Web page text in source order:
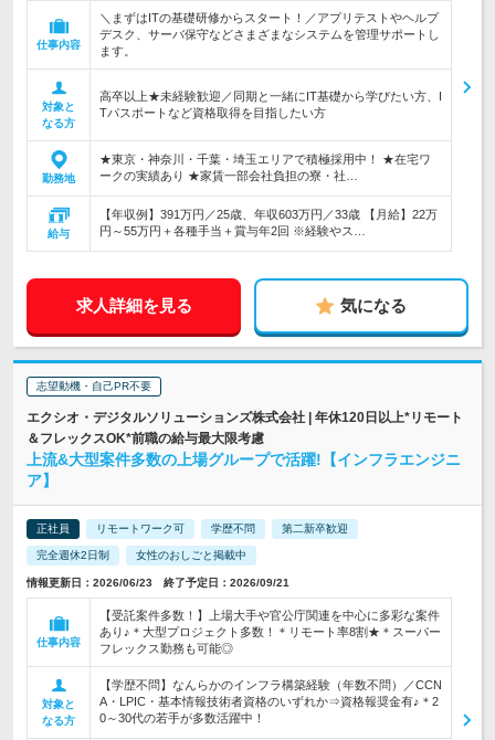
仕事内容
＼まずはITの基礎研修からスタート！／アプリテストやヘルプ
デスク、サーバ保守などさまざまなシステムを管理サポートし
ます。
対象と
なる方
高卒以上★未経験歓迎／同期と一緒にIT基礎から学びたい方、I
Tパスポートなど資格取得を目指したい方
勤務地
★東京・神奈川・千葉・埼玉エリアで積極採用中！ ★在宅ワ
ークの実績あり ★家賃一部会社負担の寮・社…
給与
【年収例】391万円／25歳、年収603万円／33歳 【月給】22万
円～55万円＋各種手当＋賞与年2回 ※経験やス…
求人詳細を見る 気になる
志望動機・自己PR不要
エクシオ・デジタルソリューションズ株式会社 | 年休120日以上*リモート
＆フレックスOK*前職の給与最大限考慮
上流&大型案件多数の上場グループで活躍!【インフラエンジニ
ア】
正社員 リモートワーク可 学歴不問 第二新卒歓迎
完全週休2日制 女性のおしごと掲載中
情報更新日：2026/06/23 終了予定日：2026/09/21
仕事内容
【受託案件多数！】上場大手や官公庁関連を中心に多彩な案件
あり♪＊大型プロジェクト多数！＊リモート率8割★＊スーパー
フレックス勤務も可能◎
対象と
なる方
【学歴不問】なんらかのインフラ構築経験（年数不問）／CCN
A・LPIC・基本情報技術者資格のいずれか⇒資格報奨金有♪＊2
0～30代の若手が多数活躍中！